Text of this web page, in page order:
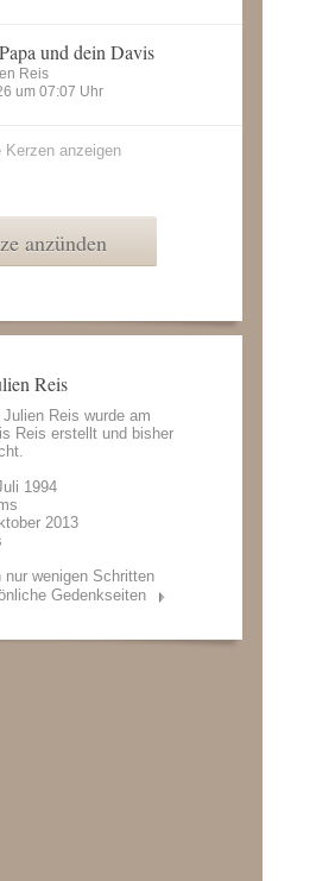
und dein Davis
Reis
um 07:07 Uhr
Kerzen anzeigen
anzünden
Reis
Reis wurde am
Reis erstellt und bisher
1994
2013
wenigen Schritten
Gedenkseiten